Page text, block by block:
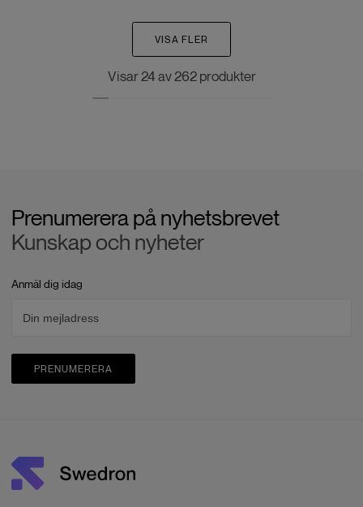
VISA FLER
Visar24av262 produkter
Prenumerera på nyhetsbrevet
Kunskap och nyheter
Anmäl dig idag
PRENUMERERA